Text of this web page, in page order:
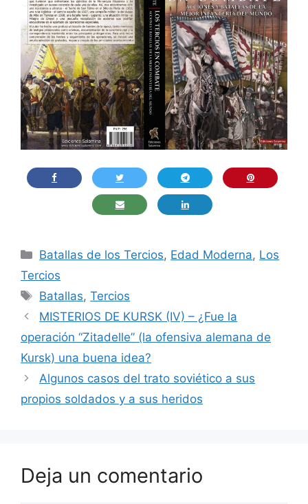
Categorías
Batallas de los Tercios, Edad Moderna, Los
Tercios
Etiquetas
Batallas,Tercios
MISTERIOS DE KURSK (IV) – ¿Fue la
operación “Zitadelle” (la ofensiva alemana de
Kursk) una buena idea?
Algunos casos del trato soviético a sus
propios soldados y a sus heridos
Deja un comentario